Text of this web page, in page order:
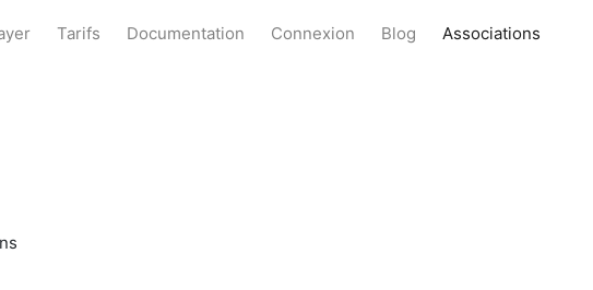
Tarifs Documentation Connexion Blog Associations